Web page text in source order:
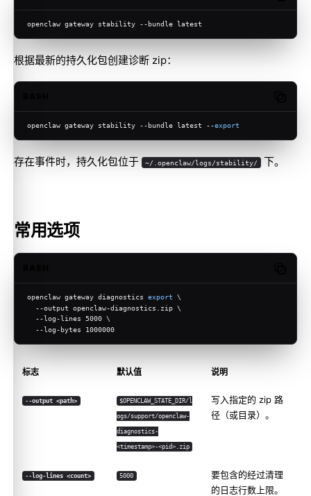
openclaw gateway stability --bundle latest
根据最新的持久化包创建诊断 zip：
openclaw gateway stability --bundle latest --export
存在事件时，持久化包位于 ~/.openclaw/logs/stability/ 下。
常用选项
openclaw gateway diagnostics export \
  --output openclaw-diagnostics.zip \
  --log-lines 5000 \
  --log-bytes 1000000
标志 默认值 说明
--output <path> $OPENCLAW_STATE_DIR/l
ogs/support/openclaw-
diagnostics-
<timestamp>-<pid>.zip
写入指定的 zip 路
径（或目录）。
--log-lines <count> 5000
要包含的经过清理
的日志行数上限。